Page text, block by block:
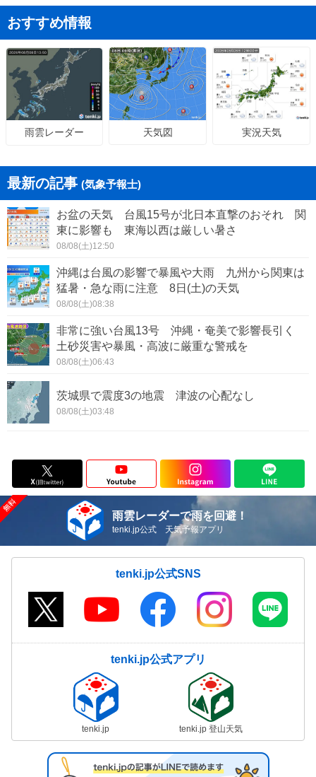
おすすめ情報
雨雲レーダー 天気図 実況天気
最新の記事 (気象予報士)
お盆の天気 台風15号が北日本直撃のおそれ 関
東に影響も 東海以西は厳しい暑さ
08/08(土)12:50
沖縄は台風の影響で暴風や大雨 九州から関東は
猛暑・急な雨に注意 8日(土)の天気
08/08(土)08:38
非常に強い台風13号 沖縄・奄美で影響長引く
土砂災害や暴風・高波に厳重な警戒を
08/08(土)06:43
茨城県で震度3の地震 津波の心配なし
08/08(土)03:48
雨雲レーダーで雨を回避！
tenki.jp公式 天気予報アプリ
tenki.jp公式SNS
tenki.jp公式アプリ
tenki.jp tenki.jp 登山天気